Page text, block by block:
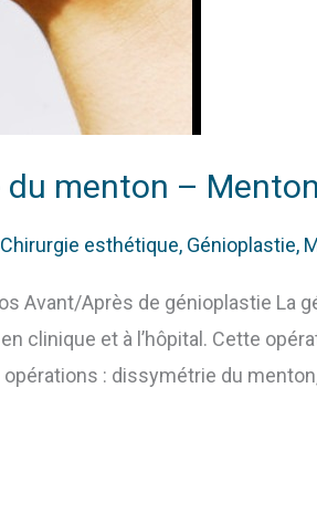
menton –
Chirurgie esthétique, Génioplastie,
Avant/Après de génioplastie La
clinique et à l’hôpital. Cette
: dissymétrie du